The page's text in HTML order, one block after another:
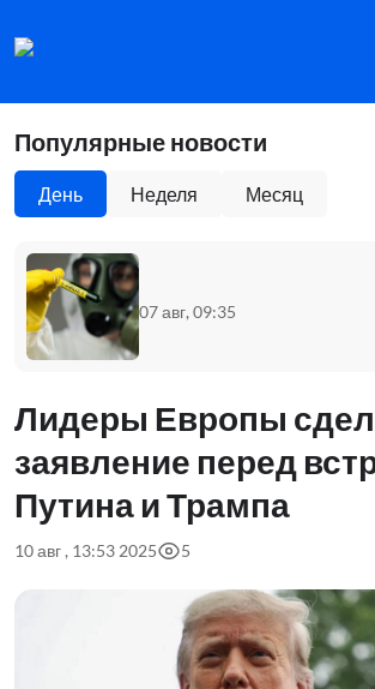
Популярные новости
День Неделя Месяц
07 авг, 09:35
Лидеры Европы
заявление перед
Путина и Трампа
10 авг , 13:53 2025 5